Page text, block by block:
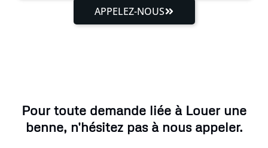
APPELEZ-NOUS
Pour toute demande liée à Louer une
benne, n'hésitez pas à nous appeler.